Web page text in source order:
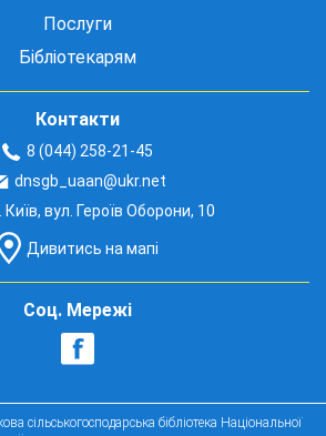
Послуги
Бібліотекарям
Контакти
8 (044) 258-21-45
dnsgb_uaan@ukr.net
вул. Героїв Оборони, 10
Дивитись на мапі
Соц. Мережі
сільськогосподарська бібліотека Національної